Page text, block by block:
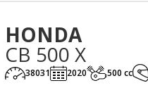
HONDA
CB 500 X
38031 2020 500 cc